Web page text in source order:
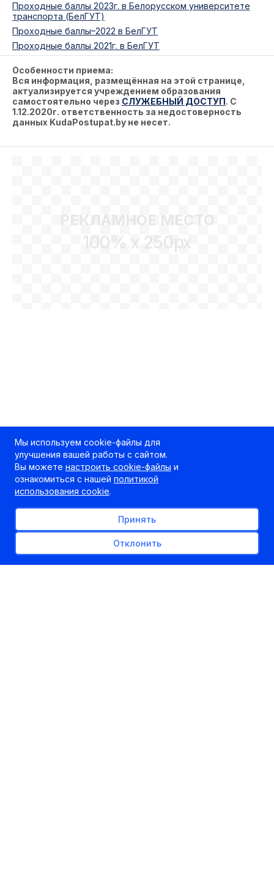
Проходные баллы 2023г. в Белорусском университете
транспорта (БелГУТ)
Проходные баллы–2022 в БелГУТ
Проходные баллы 2021г. в БелГУТ
Особенности приема:
Вся информация, размещённая на этой странице,
актуализируется учреждением образования
самостоятельно через СЛУЖЕБНЫЙ ДОСТУП. С
1.12.2020г. ответственность за недостоверность
данных KudaPostupat.by не несет.
РЕКЛАМНОЕ МЕСТО
100% x 250px
Мы используем cookie-файлы для
улучшения вашей работы с сайтом.
Вы можете настроить cookie-файлы и
ознакомиться с нашей политикой
использования cookie.
Принять
Отклонить